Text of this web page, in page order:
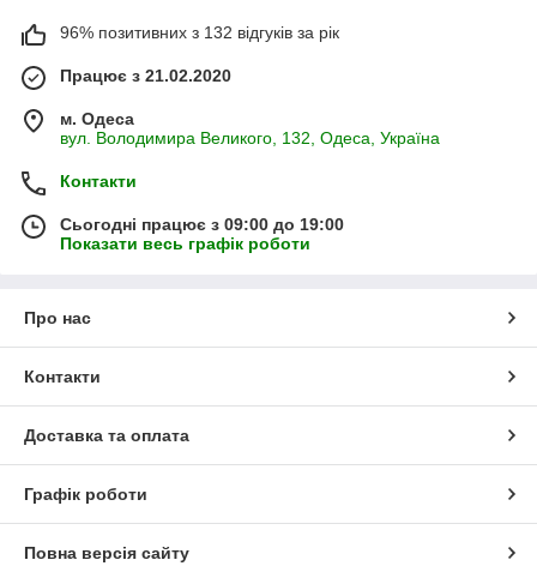
96% позитивних з 132 відгуків за рік
Працює з 21.02.2020
м. Одеса
вул. Володимира Великого, 132, Одеса, Україна
Контакти
Сьогодні працює з 09:00 до 19:00
Показати весь графік роботи
Про нас
Контакти
Доставка та оплата
Графік роботи
Повна версія сайту